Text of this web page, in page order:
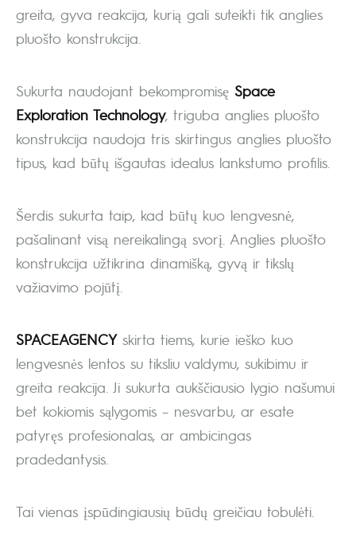
greita, gyva reakcija, kurią gali suteikti tik anglies
pluošto konstrukcija.
Sukurta naudojant bekompromisę Space
Exploration Technology, triguba anglies pluošto
konstrukcija naudoja tris skirtingus anglies pluošto
tipus, kad būtų išgautas idealus lankstumo profilis.
Šerdis sukurta taip, kad būtų kuo lengvesnė,
pašalinant visą nereikalingą svorį. Anglies pluošto
konstrukcija užtikrina dinamišką, gyvą ir tikslų
važiavimo pojūtį.
SPACEAGENCYskirta tiems, kurie ieško kuo
lengvesnės lentos su tiksliu valdymu, sukibimu ir
greita reakcija. Ji sukurta aukščiausio lygio našumui
bet kokiomis sąlygomis – nesvarbu, ar esate
patyręs profesionalas, ar ambicingas
pradedantysis.
Tai vienas įspūdingiausių būdų greičiau tobulėti.